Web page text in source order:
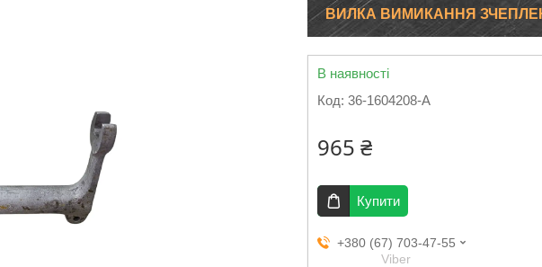
ВИЛКА ВИМИКАННЯ
В наявності
Код: 36-1604208-А
965 ₴
Купити
+380 (67) 703-47-55
Viber